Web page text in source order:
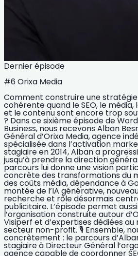
Dernier épisode
#6 Orixa Media
Comment construire une
cohérente quand le SEO, le
et le contenu sont encore trop
? Dans ce sixième épisode de
Business, nous recevons Alban
Général d’Orixa Media, agence
spécialisée dans l’activation
stagiaire en 2014, Alban a
jusqu’à prendre la direction
parcours lui donne une vision
concrète des transformations du
des coûts média, dépendance à
montée de l’IA générative,
recherche et rôle désormais
publicitaire. L’épisode permet
l’organisation construite autour
Visiperf et d’expertises dédiées
secteur non-profit. 🎙️ Ensemble,
concrètement : le parcours
stagiaire à Directeur Général
agence capable de coordonner